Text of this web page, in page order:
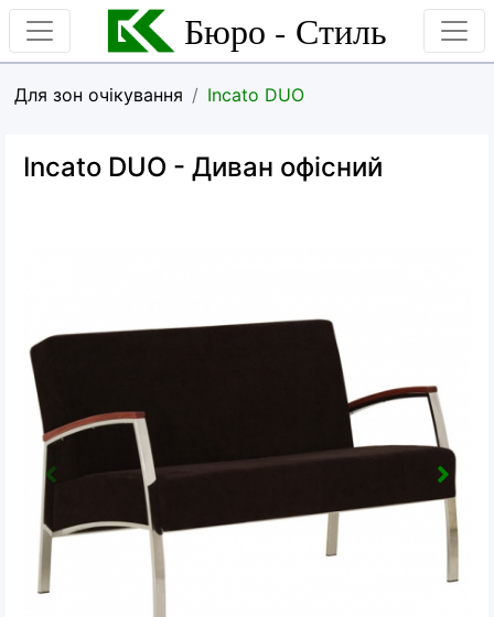
Бюро - Стиль
Для зон очікування Incato DUO
Incato DUO - Диван офісний